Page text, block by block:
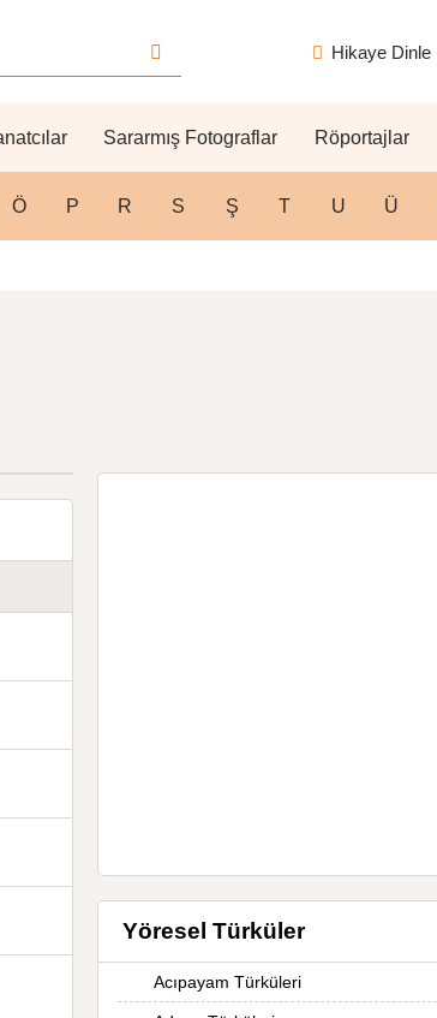
Hikaye Dinle
Sararmış Fotograflar Röportajlar
Ö P R S Ş T U Ü
Yöresel Türküler
Acıpayam Türküleri